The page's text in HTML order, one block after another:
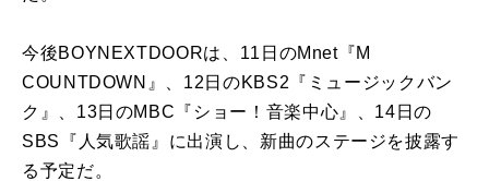
今後BOYNEXTDOORは、11日のMnet『M
COUNTDOWN』、12日のKBS2『ミュージックバン
ク』、13日のMBC『ショー！音楽中心』、14日の
SBS『人気歌謡』に出演し、新曲のステージを披露す
る予定だ。